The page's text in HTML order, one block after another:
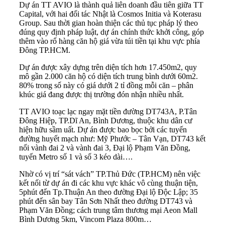
Dự án TT AVIO là thành quả liên doanh đầu tiên giữa TT
Capital, với hai đối tác Nhật là Cosmos Initia và Koterasu
Group. Sau thời gian hoàn thiện các thủ tục pháp lý theo
đúng quy định pháp luật, dự án chính thức khởi công, góp
thêm vào rổ hàng căn hộ giá vừa túi tiền tại khu vực phía
Đông TP.HCM.
Dự án được xây dựng trên diện tích hơn 17.450m2, quy
mô gần 2.000 căn hộ có diện tích trung bình dưới 60m2.
80% trong số này có giá dưới 2 tỉ đồng mỗi căn – phân
khúc giá đang được thị trường đón nhận nhiều nhất.
TT AVIO toạc lạc ngay mặt tiền đường DT743A, P.Tân
Đông Hiệp, TP.Dĩ An, Bình Dương, thuộc khu dân cư
hiện hữu sầm uất. Dự án được bao bọc bởi các tuyến
đường huyết mạch như: Mỹ Phước – Tân Vạn, DT743 kết
nối vành đai 2 và vành đai 3, Đại lộ Phạm Văn Đồng,
tuyến Metro số 1 và số 3 kéo dài….
Nhờ có vị trí “sát vách” TP.Thủ Đức (TP.HCM) nên việc
kết nối từ dự án đi các khu vực khác vô cùng thuận tiện,
5phút đến Tp.Thuận An theo đường Đại lộ Độc Lập; 35
phút đến sân bay Tân Sơn Nhất theo đường DT743 và
Phạm Văn Đồng; cách trung tâm thương mại Aeon Mall
Bình Dương 5km, Vincom Plaza 800m…